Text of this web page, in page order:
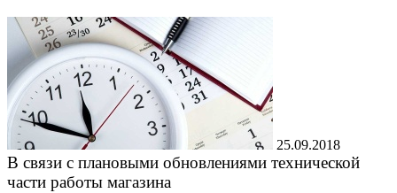
25.09.2018
В связи с плановыми обновлениями технической
части работы магазина